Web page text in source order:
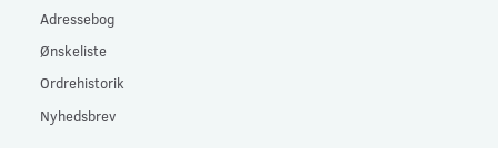
Adressebog
Ønskeliste
Ordrehistorik
Nyhedsbrev